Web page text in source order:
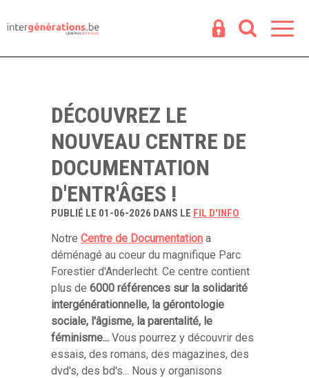
DÉCOUVREZ LE
NOUVEAU CENTRE DE
DOCUMENTATION
D'ENTR'ÂGES !
PUBLIÉ LE 01-06-2026 DANS LE FIL D'INFO
Notre Centre de Documentation a
déménagé au coeur du magnifique Parc
Forestier d'Anderlecht. Ce centre contient
plus de 6000 références sur la solidarité
intergénérationnelle, la gérontologie
sociale, l'âgisme, la parentalité, le
féminisme... Vous pourrez y découvrir des
essais, des romans, des magazines, des
dvd's, des bd's... Nous y organisons